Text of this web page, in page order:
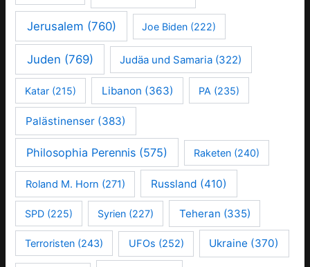
Jerusalem (760) Joe Biden (222)
Juden (769) Judäa und Samaria (322)
Katar (215) Libanon (363) PA (235)
Palästinenser (383)
Philosophia Perennis (575) Raketen(240)
Roland M. Horn (271) Russland (410)
SPD (225) Syrien (227) Teheran (335)
Terroristen (243) UFOs (252) Ukraine (370)